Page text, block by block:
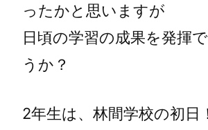
ったかと思いますが
日頃の学習の成果を発揮
うか？
2年生は、林間学校の初日